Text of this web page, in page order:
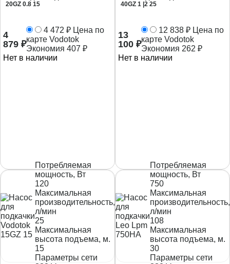
20GZ 0.8 15
4
879 ₽
4 472 ₽ Цена по
карте Vodotok
Экономия 407 ₽
Нет в наличии
40GZ 1 |2 25
13
100 ₽
12 838 ₽ Цена по
карте Vodotok
Экономия 262 ₽
Нет в наличии
Потребляемая
мощность, Вт
120
Максимальная
производительность,
л/мин
25
Максимальная
высота подъема, м.
15
Параметры сети
Потребляемая
мощность, Вт
750
Максимальная
производительность,
л/мин
108
Максимальная
высота подъема, м.
30
Параметры сети